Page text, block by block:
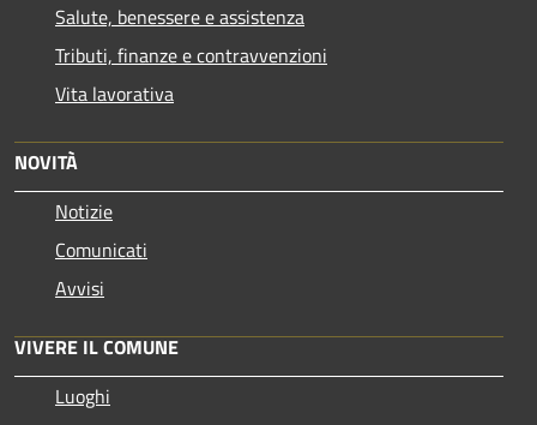
Salute, benessere e assistenza
Tributi, finanze e contravvenzioni
Vita lavorativa
NOVITÀ
Notizie
Comunicati
Avvisi
VIVERE IL COMUNE
Luoghi